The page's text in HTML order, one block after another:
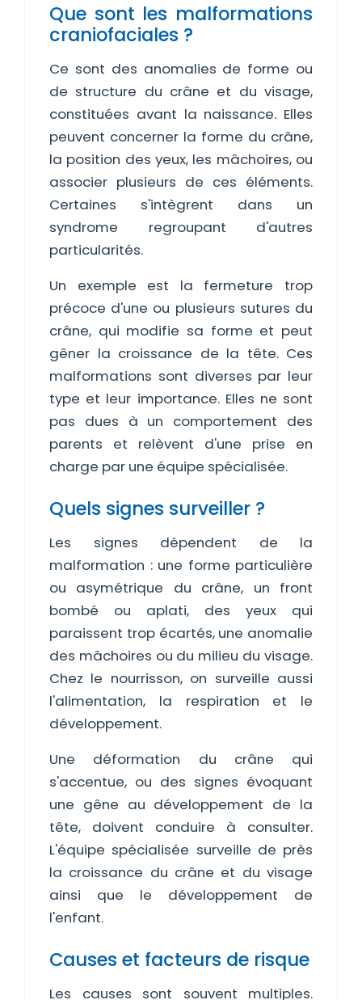
Que sont les malformations
craniofaciales ?
Ce sont des anomalies de forme ou
de structure du crâne et du visage,
constituées avant la naissance. Elles
peuvent concerner la forme du crâne,
la position des yeux, les mâchoires, ou
associer plusieurs de ces éléments.
Certaines s'intègrent dans un
syndrome regroupant d'autres
particularités.
Un exemple est la fermeture trop
précoce d'une ou plusieurs sutures du
crâne, qui modifie sa forme et peut
gêner la croissance de la tête. Ces
malformations sont diverses par leur
type et leur importance. Elles ne sont
pas dues à un comportement des
parents et relèvent d'une prise en
charge par une équipe spécialisée.
Quels signes surveiller ?
Les signes dépendent de la
malformation : une forme particulière
ou asymétrique du crâne, un front
bombé ou aplati, des yeux qui
paraissent trop écartés, une anomalie
des mâchoires ou du milieu du visage.
Chez le nourrisson, on surveille aussi
l'alimentation, la respiration et le
développement.
Une déformation du crâne qui
s'accentue, ou des signes évoquant
une gêne au développement de la
tête, doivent conduire à consulter.
L'équipe spécialisée surveille de près
la croissance du crâne et du visage
ainsi que le développement de
l'enfant.
Causes et facteurs de risque
Les causes sont souvent multiples.